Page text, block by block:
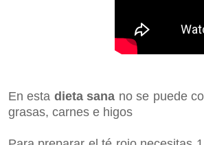
En esta dieta sana no se puede
grasas, carnes e higos